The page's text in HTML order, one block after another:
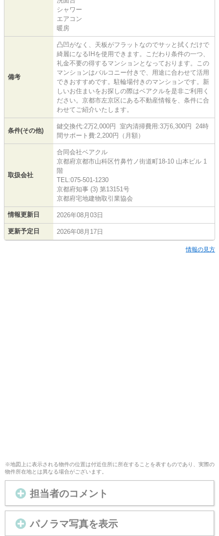
シャワー
エアコン
暖房
備考
凸凹がなく、天板がフラットなのでサッと拭くだけで
綺麗になるIHを使用できます。こだわり条件の一つ、
礼金不要の得するマンションとなっております。この
マンションはバルコニー付きで、用途に合わせて活用
できおすすめです。駐輪場付きのマンションです。新
しいお住まいをお探しの際はベアクルを是非ご利用く
ださい。京都市左京区にある不動産情報を、条件に合
わせてご紹介いたします。
条件(その他)
鍵交換代:2万2,000円 室内清掃費用:3万6,300円 24時
間サポート費:2,200円（月額）
取扱会社
合同会社ベアクル
京都府京都市山科区竹鼻竹ノ街道町18-10 山本ビル 1
階
TEL:075-501-1230
京都府知事 (3) 第13151号
京都府宅地建物取引業協会
情報更新日 2026年08月03日
更新予定日 2026年08月17日
情報の見方
※地図上に表示される物件の位置は付近住所に所在することを表すものであり、実際の
物件所在地とは異なる場合がございます。
担当者のコメント
パノラマ写真を表示